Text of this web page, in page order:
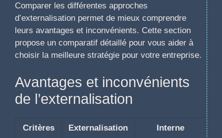
Comparer les différentes approches
d’externalisation permet de mieux comprendre
leurs avantages et inconvénients. Cette section
propose un comparatif détaillé pour vous aider à
choisir la meilleure stratégie pour votre entreprise.
Avantages et inconvénients
de l’externalisation
Critères Externalisation Interne